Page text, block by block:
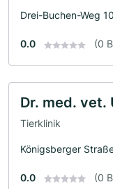
Drei-Buchen-Weg
0.0 (0
Dr. med. vet.
Tierklinik
Königsberger
0.0 (0